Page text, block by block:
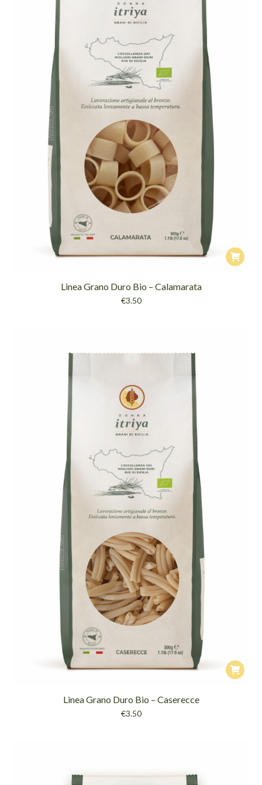
Linea Grano Duro Bio – Calamarata
€3.50
Linea Grano Duro Bio – Caserecce
€3.50